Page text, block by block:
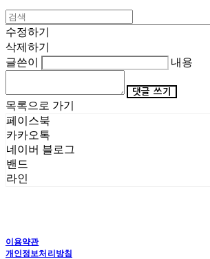
수정하기
삭제하기
글쓴이
내용
댓글 쓰기
목록으로 가기
페이스북
카카오톡
네이버 블로그
밴드
라인
이용약관
개인정보처리방침